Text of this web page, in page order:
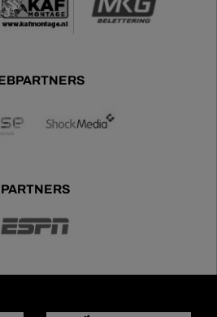
PARTNERS